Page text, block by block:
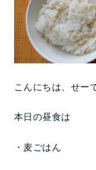
こんにちは、せー
本日の昼食は
・麦ごはん